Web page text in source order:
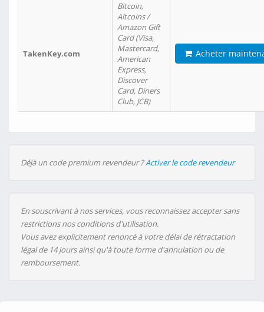
TakenKey.com
Bitcoin,
Altcoins /
Amazon Gift
Card (Visa,
Mastercard,
American
Express,
Discover
Card, Diners
Club, JCB)
Acheter
Déjà un code premium revendeur ?Activer le code revendeur
En souscrivant à nos services, vous reconnaissez accepter sans
restrictions nos conditions d'utilisation.
Vous avez explicitement renoncé à votre délai de rétractation
légal de 14 jours ainsi qu'à toute forme d'annulation ou de
remboursement.